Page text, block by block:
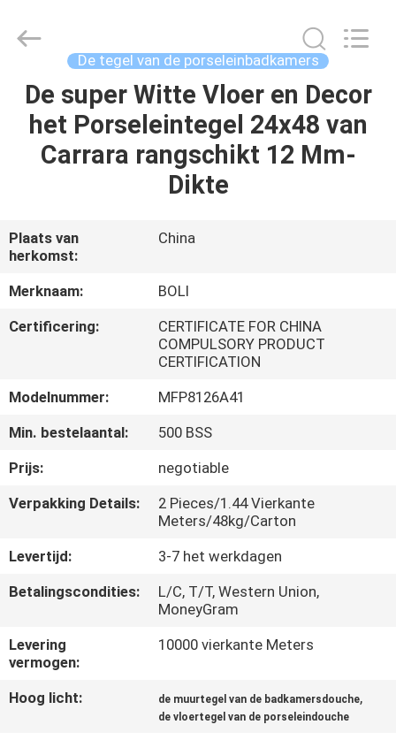
HUIS
PRODUCTEN
OVER
ONS
FABRIEKSTOCHT
KWALITEITSCONTROLE
NEEM
CONTACT
ONS
OP
VRAAG
EEN
OFFERTE
CERAMICS
CO.,LTD..
De tegel van de porseleinbadkamers
De super Witte Vloer en Decor
het Porseleintegel 24x48 van
Carrara rangschikt 12 Mm-
Dikte
Plaats van
herkomst:
China
Merknaam:
BOLI
Certificering:
CERTIFICATE FOR CHINA
COMPULSORY PRODUCT
CERTIFICATION
Modelnummer:
MFP8126A41
Min. bestelaantal:
500 BSS
Prijs:
negotiable
Verpakking Details:
2 Pieces/1.44 Vierkante
Meters/48kg/Carton
Levertijd:
3-7 het werkdagen
Betalingscondities:
L/C, T/T, Western Union,
MoneyGram
Levering
vermogen:
10000 vierkante Meters
Hoog licht: de muurtegel van de badkamersdouche,
de vloertegel van de porseleindouche